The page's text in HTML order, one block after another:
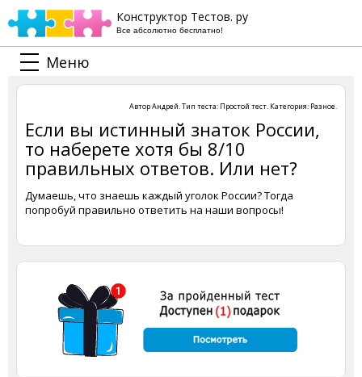
Конструктор Тестов. ру
Все абсолютно бесплатно!
Меню
АвторАндрей. Тип теста: Простой тест. Категория: Разное.
Если вы истинный знаток России,
то наберете хотя бы 8/10
правильных ответов. Или нет?
Думаешь, что знаешь каждый уголок России? Тогда
попробуй правильно ответить на наши вопросы!